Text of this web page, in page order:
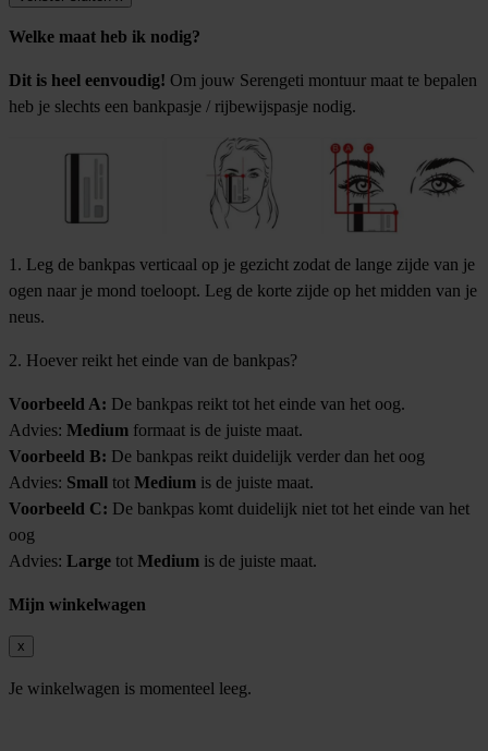
Welke maat heb ik nodig?
Dit is heel eenvoudig! Om jouw Serengeti montuur maat te bepalen
heb je slechts een bankpasje / rijbewijspasje nodig.
1. Leg de bankpas verticaal op je gezicht zodat de lange zijde van je
ogen naar je mond toeloopt. Leg de korte zijde op het midden van je
neus.
2. Hoever reikt het einde van de bankpas?
Voorbeeld A: De bankpas reikt tot het einde van het oog.
Advies: Medium formaat is de juiste maat.
Voorbeeld B: De bankpas reikt duidelijk verder dan het oog
Advies: Small tot Medium is de juiste maat.
Voorbeeld C: De bankpas komt duidelijk niet tot het einde van het
oog
Advies: Large tot Medium is de juiste maat.
Mijn winkelwagen
x
Je winkelwagen is momenteel leeg.